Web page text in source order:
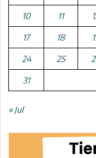
10 11
17 18
24 25
31
« Jul